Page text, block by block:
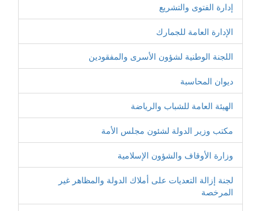
إدارة الفتوى والتشريع
الإدارة العامة للجمارك
اللجنة الوطنية لشؤون الأسرى والمفقودين
ديوان المحاسبة
الهيئة العامة للشباب والرياضة
مكتب وزير الدولة لشئون مجلس الأمة
وزارة الأوقاف والشؤون الإسلامية
لجنة إزالة التعديات على أملاك الدولة والمظاهر غير
المرخصة